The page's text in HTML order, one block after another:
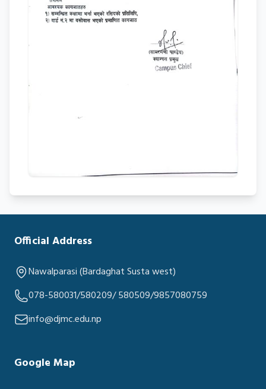
Official Address
Nawalparasi (Bardaghat Susta west)
078-580031/580209/ 580509/9857080759
info@djmc.edu.np
Google Map